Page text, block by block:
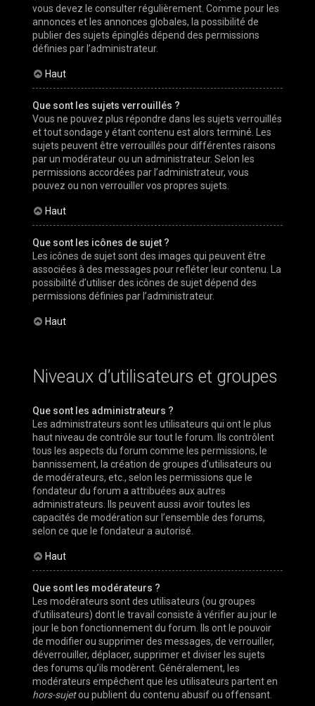
vous devez le consulter régulièrement. Comme pour les
annonces et les annonces globales, la possibilité de
publier des sujets épinglés dépend des permissions
définies par l’administrateur.
Haut
Que sont les sujets verrouillés ?
Vous ne pouvez plus répondre dans les sujets verrouillés
et tout sondage y étant contenu est alors terminé. Les
sujets peuvent être verrouillés pour différentes raisons
par un modérateur ou un administrateur. Selon les
permissions accordées par l’administrateur, vous
pouvez ou non verrouiller vos propres sujets.
Haut
Que sont les icônes de sujet ?
Les icônes de sujet sont des images qui peuvent être
associées à des messages pour refléter leur contenu. La
possibilité d’utiliser des icônes de sujet dépend des
permissions définies par l’administrateur.
Haut
Niveaux d’utilisateurs et groupes
Que sont les administrateurs ?
Les administrateurs sont les utilisateurs qui ont le plus
haut niveau de contrôle sur tout le forum. Ils contrôlent
tous les aspects du forum comme les permissions, le
bannissement, la création de groupes d’utilisateurs ou
de modérateurs, etc., selon les permissions que le
fondateur du forum a attribuées aux autres
administrateurs. Ils peuvent aussi avoir toutes les
capacités de modération sur l’ensemble des forums,
selon ce que le fondateur a autorisé.
Haut
Que sont les modérateurs ?
Les modérateurs sont des utilisateurs (ou groupes
d’utilisateurs) dont le travail consiste à vérifier au jour le
jour le bon fonctionnement du forum. Ils ont le pouvoir
de modifier ou supprimer des messages, de verrouiller,
déverrouiller, déplacer, supprimer et diviser les sujets
des forums qu’ils modèrent. Généralement, les
modérateurs empêchent que les utilisateurs partent en
hors-sujetou publient du contenu abusif ou offensant.